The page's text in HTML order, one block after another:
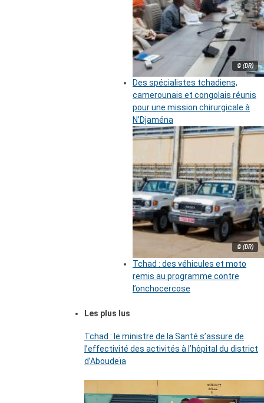
© (DR)
Des spécialistes tchadiens,
camerounais et congolais réunis
pour une mission chirurgicale à
N’Djaména
© (DR)
Tchad : des véhicules et moto
remis au programme contre
l’onchocercose
Les plus lus
Tchad : le ministre de la Santé s’assure de
l’effectivité des activités à l’hôpital du district
d’Aboudeïa